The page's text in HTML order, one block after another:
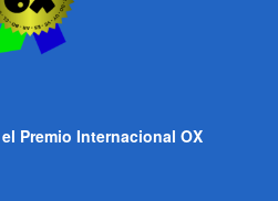
Premio Internacional OX